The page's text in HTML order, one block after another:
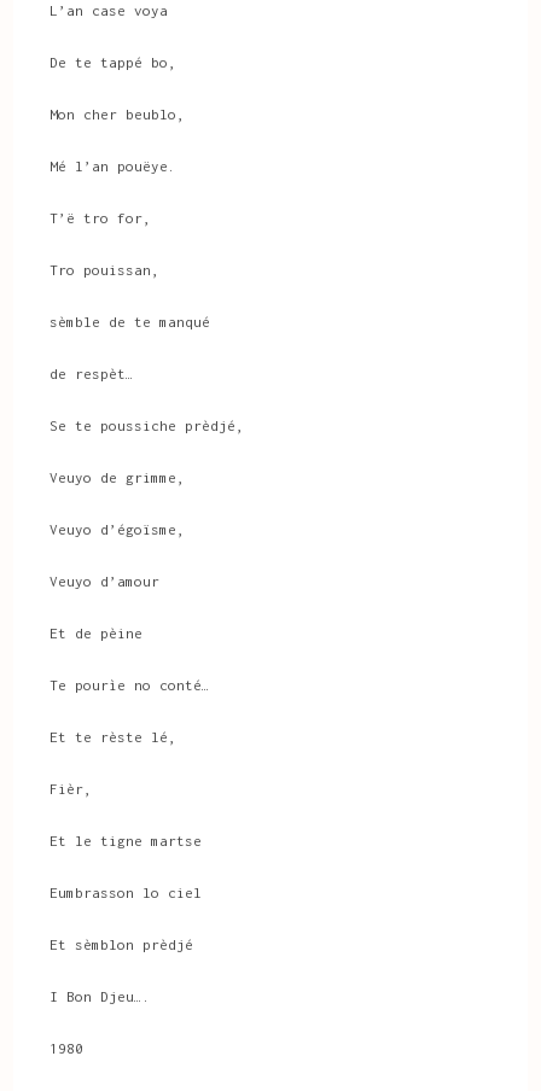
L’an case voya
De te tappé bo,
Mon cher beublo,
Mé l’an pouëye.
T’ë tro for,
Tro pouissan,
sèmble de te manqué
de respèt…
Se te poussiche prèdjé,
Veuyo de grimme,
Veuyo d’égoïsme,
Veuyo d’amour
Et de pèine
Te pourìe no conté…
Et te rèste lé,
Fièr,
Et le tigne martse
Eumbrasson lo ciel
Et sèmblon prèdjé
I Bon Djeu….
1980